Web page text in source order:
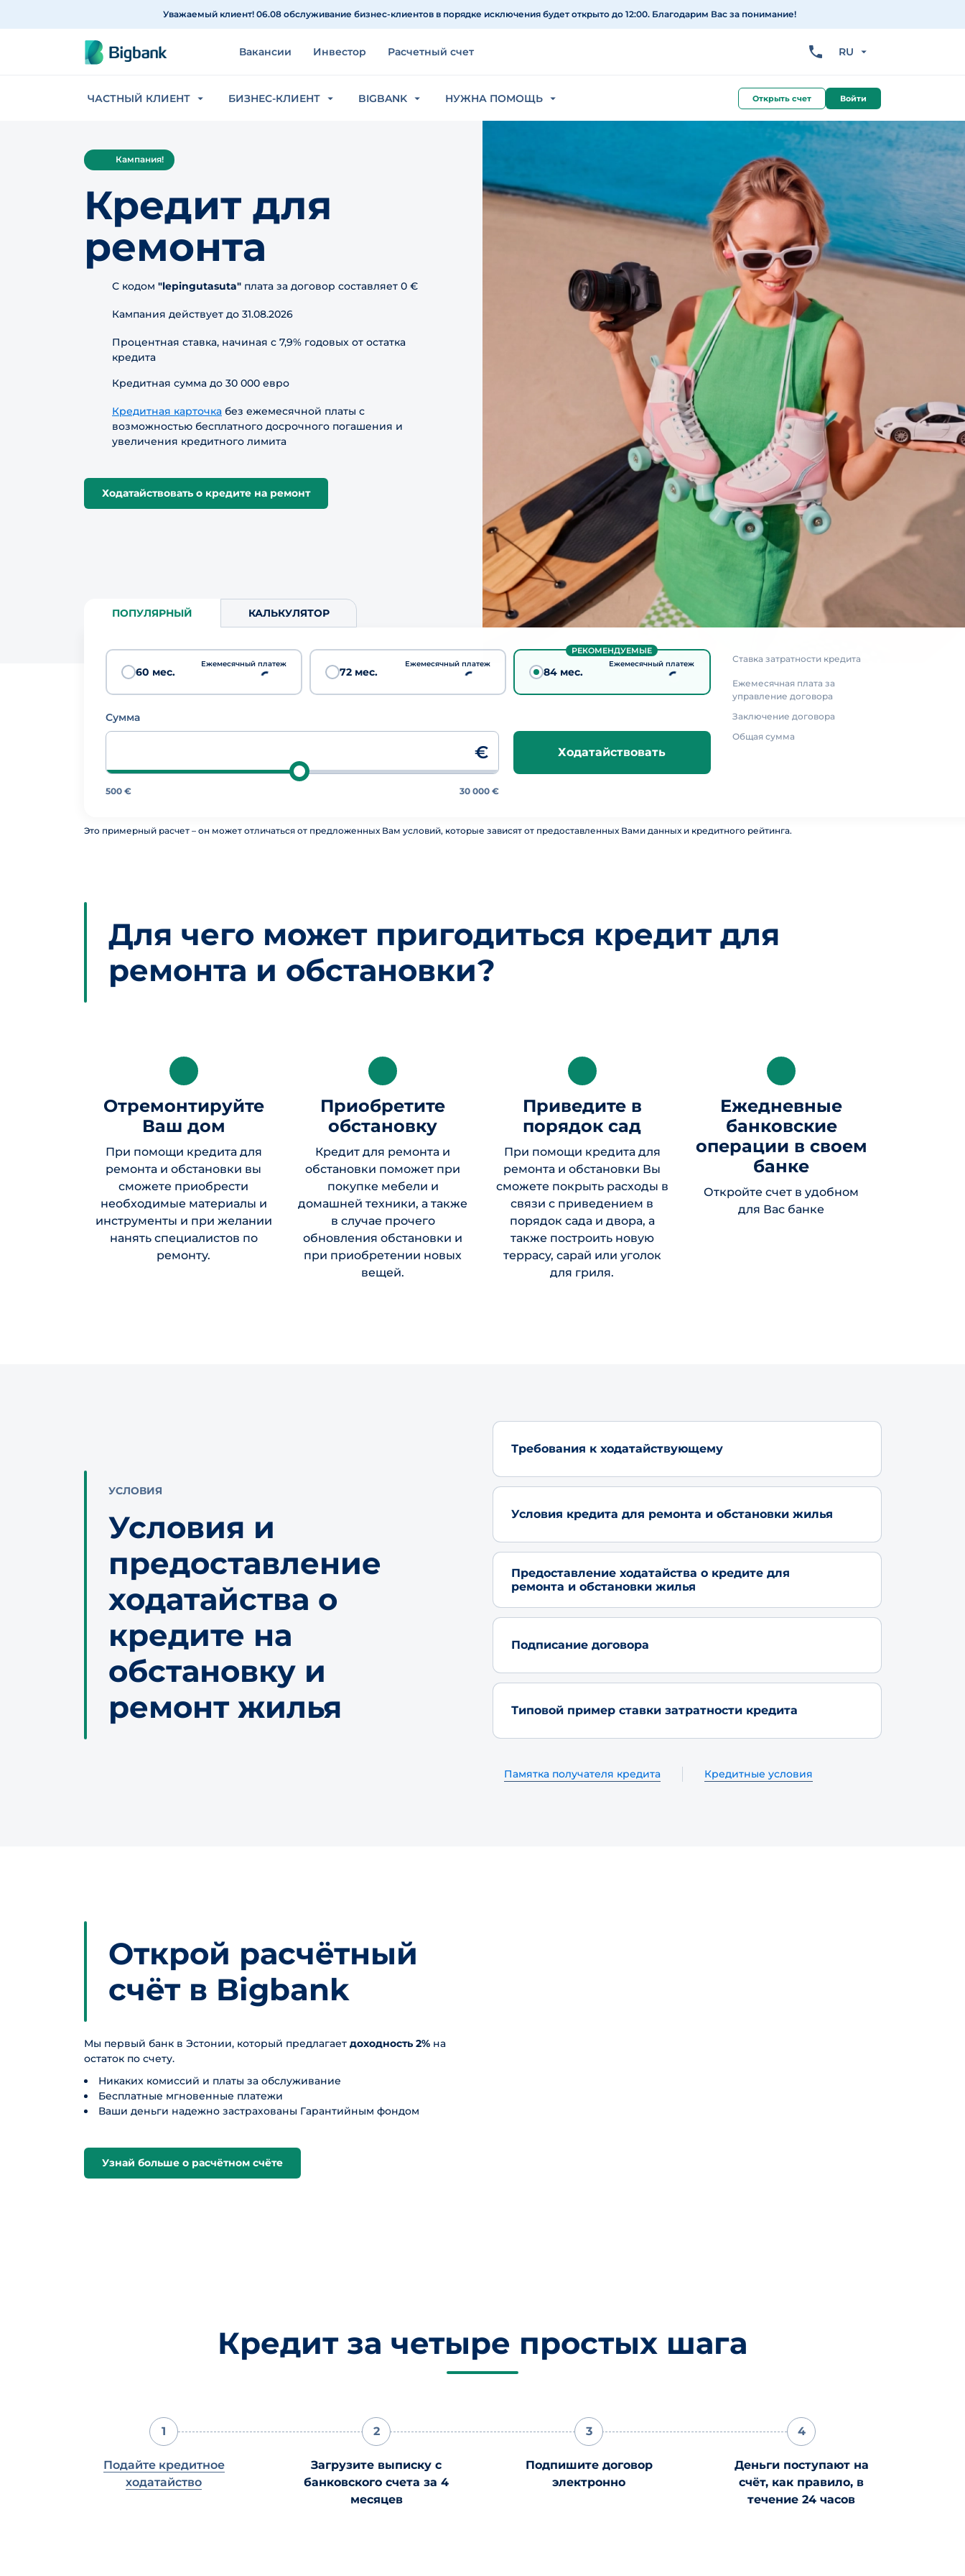
Уважаемый клиент! 06.08 обслуживание бизнес-клиентов в порядке исключения будет открыто до 12:00. Благодарим Вас за понимание!
Вакансии Инвестор Расчетный счет RU
ЧАСТНЫЙ КЛИЕНТ БИЗНЕС-КЛИЕНТ BIGBANK НУЖНА ПОМОЩЬ Открыть счет Войти
Кампания!
Кредит для
ремонта
С кодом "lepingutasuta" платa за договор составляет 0 €
Кампания действует до 31.08.2026
Процентная ставка, начиная с 7,9% годовых от остатка
кредита
Кредитная сумма до 30 000 евро
Кредитная карточка без ежемесячной платы с
возможностью бесплатного досрочного погашения и
увеличения кредитного лимита
Ходатайствовать о кредите на ремонт
ПОПУЛЯРНЫЙ КАЛЬКУЛЯТОР
60 мес.
Ежемесячный платеж
72 мес.
Ежемесячный платеж
РЕКОМЕНДУЕМЫЕ
84 мес.
Ежемесячный платеж
Сумма
€
500 € 30 000 €
Ходатайствовать
Ставка затратности кредита
Ежемесячная плата за
управление договора
Заключение договора
Общая сумма
Это примерный расчет – он может отличаться от предложенных Вам условий, которые зависят от предoставленных Вами данных и кредитного рейтинга.
Для чего может пригодиться кредит для
ремонта и обстановки?
Отремонтируйте
Ваш дом
При помощи кредита для
ремонта и обстановки вы
сможете приобрести
необходимые материалы и
инструменты и при желании
нанять специалистов по
ремонту.
Приобретите
обстановку
Кредит для ремонта и
обстановки поможет при
покупке мебели и
домашней техники, а также
в случае прочего
обновления обстановки и
при приобретении новых
вещей.
Приведите в
порядок сад
При помощи кредита для
ремонта и обстановки Вы
сможете покрыть расходы в
связи с приведением в
порядок сада и двора, а
также построить новую
террасу, сарай или уголок
для гриля.
Ежедневные
банковские
операции в своем
банке
Откройте счет в удобном
для Вас банке
УСЛОВИЯ
Условия и
предоставление
ходатайства о
кредите на
обстановку и
ремонт жилья
Требования к ходатайствующему
Условия кредита для ремонта и обстановки жилья
Предоставление ходатайства о кредите для
ремонта и обстановки жилья
Подписание договора
Типовой пример ставки затратности кредита
Памятка получателя кредита Кредитные условия
Открой расчётный
счёт в Bigbank
Мы первый банк в Эстонии, который предлагает доходность 2% на
остаток по счету.
Никаких комиссий и платы за обслуживание
Бесплатные мгновенные платежи
Ваши деньги надежно застрахованы Гарантийным фондом
Узнай больше о расчётном счёте
Кредит за четыре простых шага
1 2 3 4
Подайте кредитное
ходатайство
Загрузите выписку с
банковского счета за 4
месяцев
Подпишите договор
электронно
Деньги поступают на
счёт, как правило, в
течение 24 часов